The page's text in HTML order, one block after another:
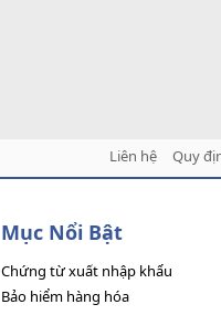
Liên hệ Quy
Mục Nổi Bật
Chứng từ xuất nhập khẩu
Bảo hiểm hàng hóa